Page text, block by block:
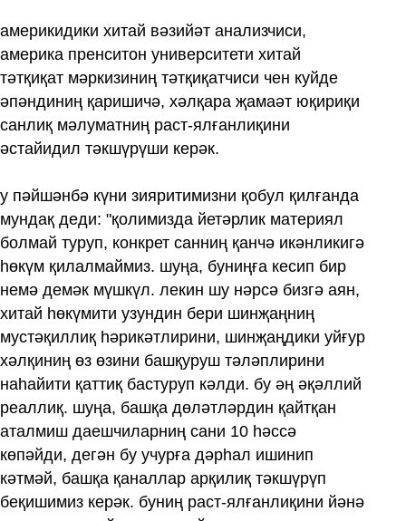
америкидики хитай вәзийәт анализчиси,
америка пренситон университети хитай
тәтқиқат мәркизиниң тәтқиқатчиси чен куйде
әпәндиниң қаришичә, хәлқара җамаәт юқириқи
санлиқ мәлуматниң раст-ялғанлиқини
әстайидил тәкшүрүши керәк.
у пәйшәнбә күни зияритимизни қобул қилғанда
мундақ деди: "қолимизда йетәрлик материял
болмай туруп, конкрет санниң қанчә икәнликигә
һөкүм қилалмаймиз. шуңа, буниңға кесип бир
немә демәк мүшкүл. лекин шу нәрсә бизгә аян,
хитай һөкүмити узундин бери шинҗаңниң
мустәқиллиқ һәрикәтлирини, шинҗаңдики уйғур
хәлқиниң өз өзини башқуруш тәләплирини
наһайити қаттиқ бастуруп кәлди. бу әң әқәллий
реаллиқ. шуңа, башқа дөләтләрдин қайтқан
аталмиш даешчиларниң сани 10 һәссә
көпәйди, дегән бу учурға дәрһал ишинип
кәтмәй, башқа қаналлар арқилиқ тәкшүрүп
беқишимиз керәк. буниң раст-ялғанлиқини йәнә